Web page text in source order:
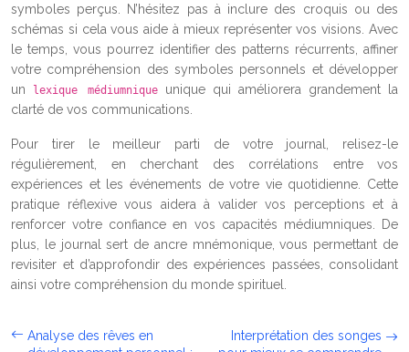
symboles perçus. N’hésitez pas à inclure des croquis ou des
schémas si cela vous aide à mieux représenter vos visions. Avec
le temps, vous pourrez identifier des patterns récurrents, affiner
votre compréhension des symboles personnels et développer
un
lexique médiumnique unique qui améliorera grandement la
clarté de vos communications.
Pour tirer le meilleur parti de votre journal, relisez-le
régulièrement, en cherchant des corrélations entre vos
expériences et les événements de votre vie quotidienne. Cette
pratique réflexive vous aidera à valider vos perceptions et à
renforcer votre confiance en vos capacités médiumniques. De
plus, le journal sert de ancre mnémonique, vous permettant de
revisiter et d’approfondir des expériences passées, consolidant
ainsi votre compréhension du monde spirituel.
Analyse des rêves en
Interprétation des songes